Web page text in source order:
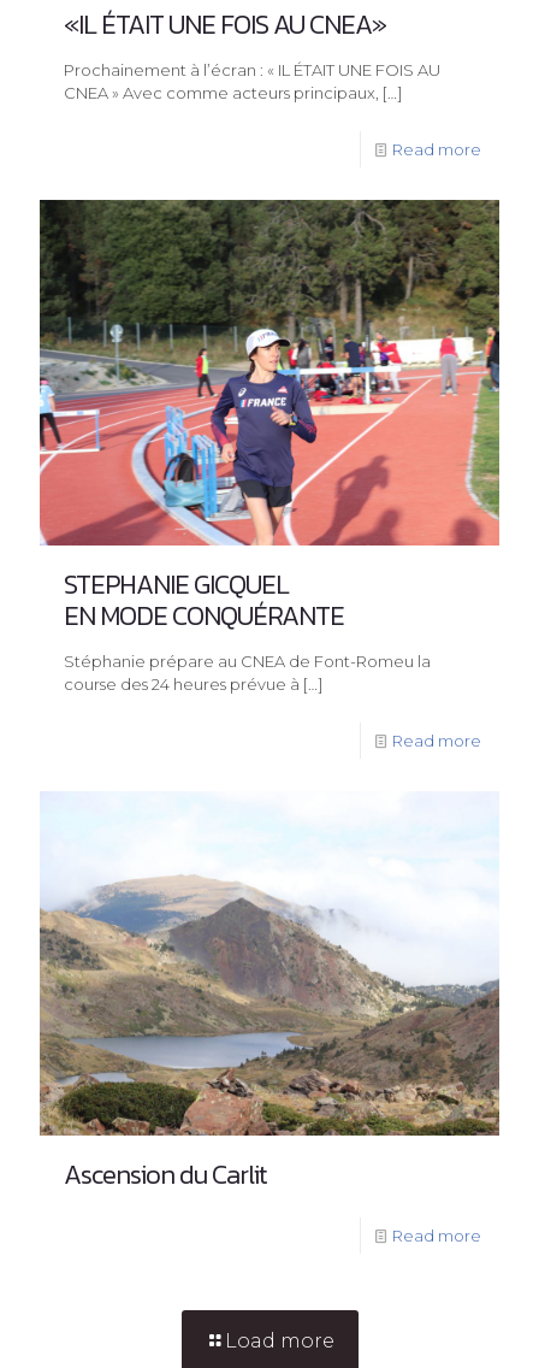
«IL ÉTAIT UNE FOIS AU CNEA»
Prochainement à l’écran : « IL ÉTAIT UNE FOIS AU
CNEA » Avec comme acteurs principaux, […]
Read more
STEPHANIE GICQUEL
EN MODE CONQUÉRANTE
Stéphanie prépare au CNEA de Font-Romeu la
course des 24 heures prévue à […]
Read more
Ascension du Carlit
Read more
Load more